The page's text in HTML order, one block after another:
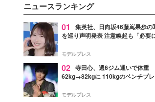
ター・茅野しのぶ。一人ひと
個性に寄り添い、魅力を引
衣装作りは、多くの女性た
気と自信を与え続けている
ニュースランキング
01
集英社、日向坂46藤嶌果歩の
を巡り声明発表 注意喚起も「必要
モデルプレス
02 寺田心、週6ジム通いで体重
62kg→82kgに 110kgのベンチプ
「かっこいい」と反響
モデルプレス